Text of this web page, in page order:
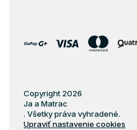
Copyright 2026
Ja a Matrac
. Všetky práva vyhradené.
Upraviť nastavenie cookies